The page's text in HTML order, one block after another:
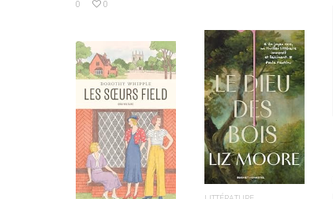
0
0
LIRE LA SUITE
LIRE LA SUITE